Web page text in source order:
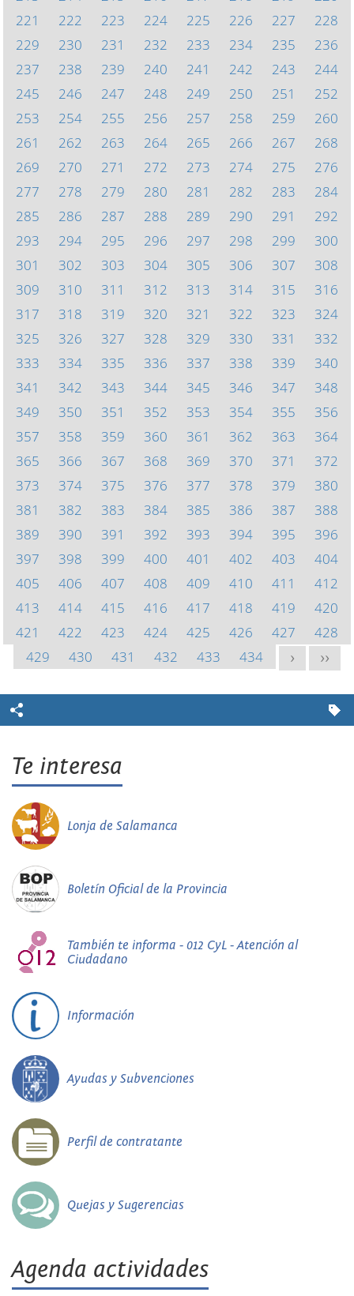
221
222 223 224 225 226 227
228
229
230 231 232 233 234 235
236
237
238 239 240 241 242 243
244
245
246 247 248 249 250 251
252
253
254 255 256 257 258 259
260
261
262 263 264 265 266 267
268
269
270 271 272 273 274 275
276
277
278 279 280 281 282 283
284
285
286 287 288 289 290 291
292
293
294 295 296 297 298 299
300
301
302 303 304 305 306 307
308
309
310 311 312 313 314 315
316
317
318 319 320 321 322 323
324
325
326 327 328 329 330 331
332
333
334 335 336 337 338 339
340
341
342 343 344 345 346 347
348
349
350 351 352 353 354 355
356
357
358 359 360 361 362 363
364
365
366 367 368 369 370 371
372
373
374 375 376 377 378 379
380
381
382 383 384 385 386 387
388
389
390 391 392 393 394 395
396
397
398 399 400 401 402 403
404
405
406 407 408 409 410 411
412
413
414 415 416 417 418 419
420
421
422 423 424 425 426 427
428
429
430 431 432 433 434 > >>
Te interesa
Lonja de Salamanca
Boletín Oficial de la Provincia
También te informa - 012 CyL - Atención al
Ciudadano
Información
Ayudas y Subvenciones
Perfil de contratante
Quejas y Sugerencias
Agenda actividades